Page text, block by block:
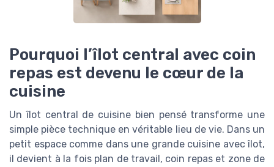
Pourquoi l’îlot central avec coin
repas est devenu le cœur de la
cuisine
Un îlot central de cuisine bien pensé transforme une
simple pièce technique en véritable lieu de vie. Dans un
petit espace comme dans une grande cuisine avec îlot,
il devient à la fois plan de travail, coin repas et zone de